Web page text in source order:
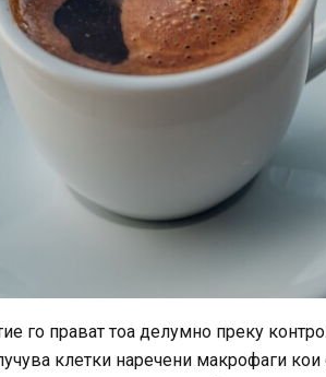
го прават тоа делумно преку
клетки наречени макрофаги